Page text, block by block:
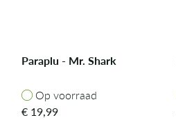
Paraplu - Mr. Shark
Op voorraad
Op voorraad
€ 19,99